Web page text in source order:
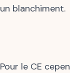
un blanchiment.
Pour le CE